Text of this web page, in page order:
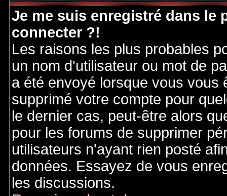
Je me suis enregistré dans le
connecter ?!
Les raisons les plus probables
un nom d'utilisateur ou mot de
a été envoyé lorsque vous vous
supprimé votre compte pour
le dernier cas, peut-être alors
pour les forums de supprimer
utilisateurs n'ayant rien posté
données. Essayez de vous
les discussions.